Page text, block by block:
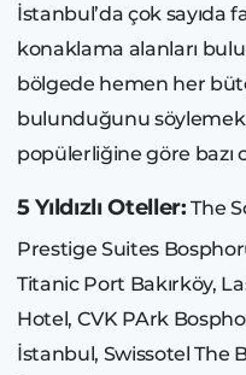
İstanbul’da çok sayıda
konaklama alanları
bölgede hemen her
bulunduğunu
popülerliğine göre bazı
5 Yıldızlı Oteller: The
Prestige Suites
Titanic Port Bakırköy,
Hotel, CVK PArk
İstanbul, Swissotel The